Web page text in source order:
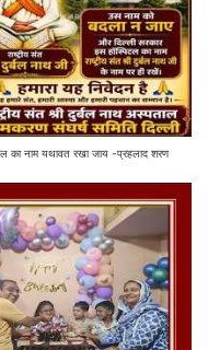
का नाम यथावत रखा जाय -प्रहलाद शरण